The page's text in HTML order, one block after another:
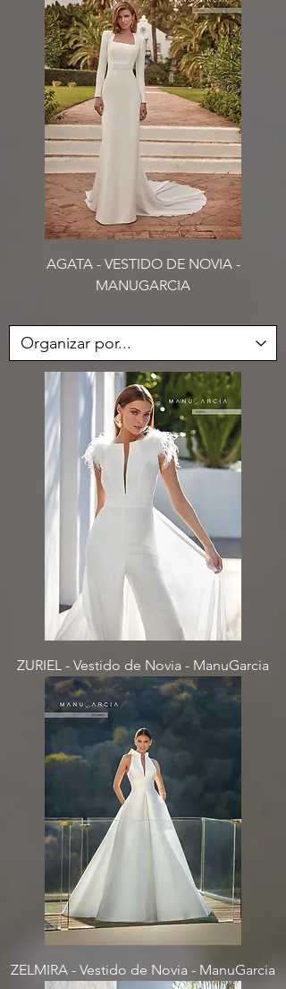
AGATA - VESTIDO DE NOVIA -
MANUGARCIA
ZURIEL - Vestido de Novia - ManuGarcia
ZELMIRA - Vestido de Novia - ManuGarcia